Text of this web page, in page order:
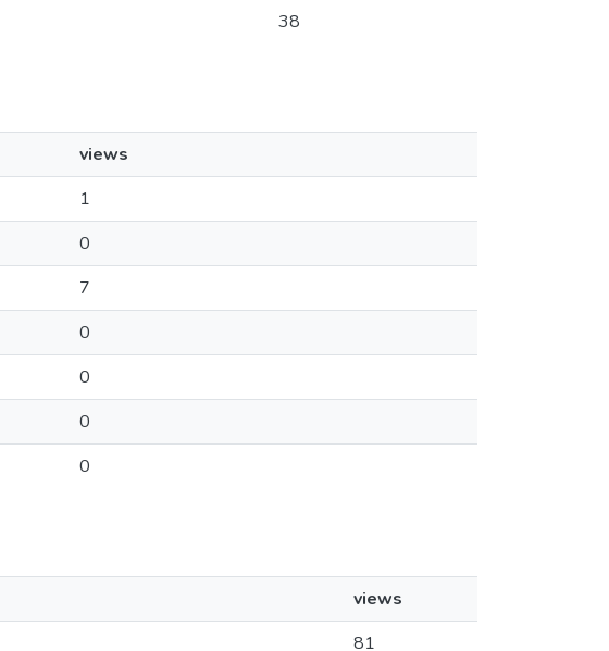
38
views
1
0
7
0
0
0
0
views
81